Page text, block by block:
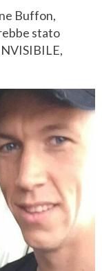
Buffon,
stato